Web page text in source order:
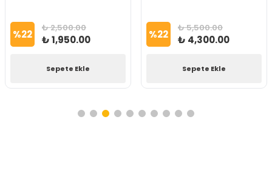
%22 ₺ 2,500.00
₺ 1,950.00
Sepete Ekle
%22 ₺ 5,500.00
₺ 4,300.00
Sepete Ekle